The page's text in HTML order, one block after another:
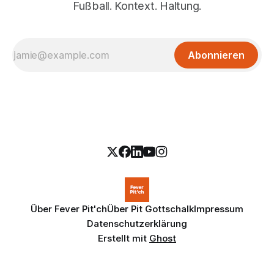
Fußball. Kontext. Haltung.
Abonnieren
Über Fever Pit'chÜber Pit GottschalkImpressum
Datenschutzerklärung
Erstellt mit Ghost